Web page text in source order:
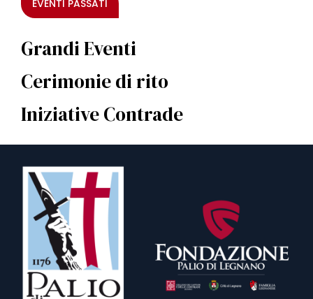
EVENTI PASSATI
Grandi Eventi
Cerimonie di rito
Iniziative Contrade